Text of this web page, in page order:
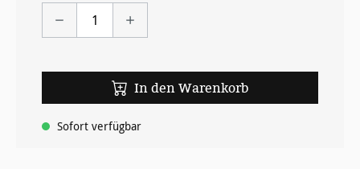
In den Warenkorb
Sofort verfügbar